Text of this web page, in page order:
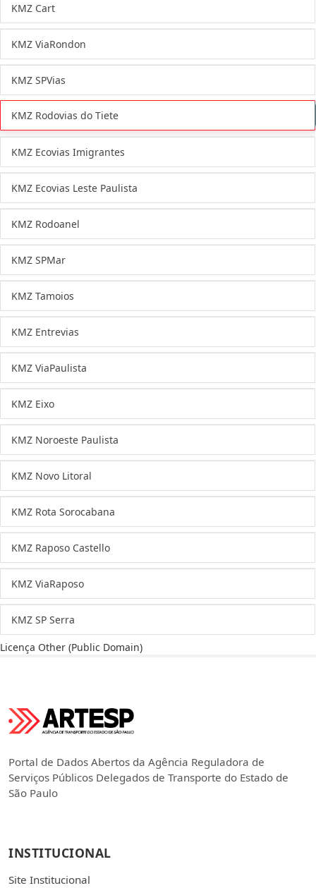
KMZ Cart
KMZ ViaRondon
KMZ SPVias
KMZ Rodovias do Tiete
KMZ Ecovias Imigrantes
KMZ Ecovias Leste Paulista
KMZ Rodoanel
KMZ SPMar
KMZ Tamoios
KMZ Entrevias
KMZ ViaPaulista
KMZ Eixo
KMZ Noroeste Paulista
KMZ Novo Litoral
KMZ Rota Sorocabana
KMZ Raposo Castello
KMZ ViaRaposo
KMZ SP Serra
Licença Other (Public Domain)
Portal de Dados Abertos da Agência Reguladora de
Serviços Públicos Delegados de Transporte do Estado de
São Paulo
INSTITUCIONAL
Site Institucional